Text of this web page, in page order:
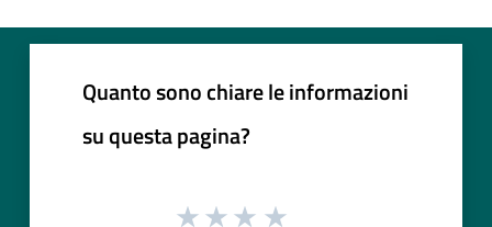
Quanto sono chiare le informazioni
su questa pagina?